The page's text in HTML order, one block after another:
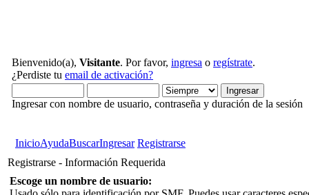
Bienvenido(a), Visitante. Por favor, ingresa o regístrate.
¿Perdiste tu email de activación?
Ingresar con nombre de usuario, contraseña y duración de la sesión
InicioAyudaBuscarIngresar Registrarse
Registrarse - Información Requerida
Escoge un nombre de usuario: